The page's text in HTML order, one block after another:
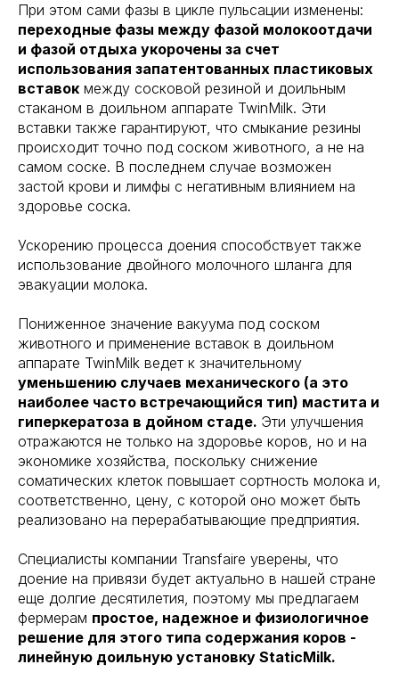
При этом сами фазы в цикле пульсации изменены:
переходные фазы между фазой молокоотдачи
и фазой отдыха укорочены за счет
использования запатентованных пластиковых
вставок между сосковой резиной и доильным
стаканом в доильном аппарате TwinMilk. Эти
вставки также гарантируют, что смыкание резины
происходит точно под соском животного, а не на
самом соске. В последнем случае возможен
застой крови и лимфы с негативным влиянием на
здоровье соска.
Ускорению процесса доения способствует также
использование двойного молочного шланга для
эвакуации молока.
Пониженное значение вакуума под соском
животного и применение вставок в доильном
аппарате TwinMilk ведет к значительному
уменьшению случаев механического (а это
наиболее часто встречающийся тип) мастита и
гиперкератоза в дойном стаде. Эти улучшения
отражаются не только на здоровье коров, но и на
экономике хозяйства, поскольку снижение
соматических клеток повышает сортность молока и,
соответственно, цену, с которой оно может быть
реализовано на перерабатывающие предприятия.
Специалисты компании Transfaire уверены, что
доение на привязи будет актуально в нашей стране
еще долгие десятилетия, поэтому мы предлагаем
фермерам простое, надежное и физиологичное
решение для этого типа содержания коров -
линейную доильную установку StaticMilk.